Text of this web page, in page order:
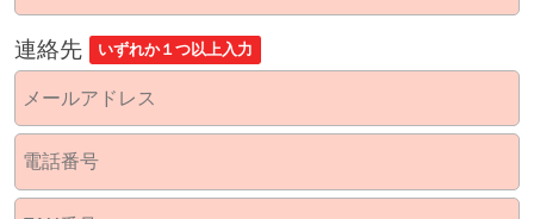
連絡先 いずれか１つ以上入力